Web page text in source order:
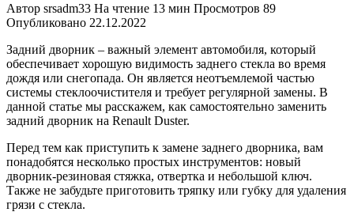
Автор srsadm33 На чтение 13 мин Просмотров 89
Опубликовано 22.12.2022
Задний дворник – важный элемент автомобиля, который
обеспечивает хорошую видимость заднего стекла во время
дождя или снегопада. Он является неотъемлемой частью
системы стеклоочистителя и требует регулярной замены. В
данной статье мы расскажем, как самостоятельно заменить
задний дворник на Renault Duster.
Перед тем как приступить к замене заднего дворника, вам
понадобятся несколько простых инструментов: новый
дворник-резиновая стяжка, отвертка и небольшой ключ.
Также не забудьте приготовить тряпку или губку для удаления
грязи с стекла.